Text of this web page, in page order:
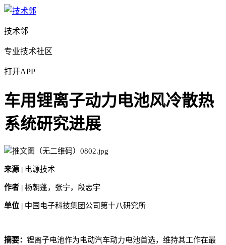
技术邻
专业技术社区
打开APP
车用锂离子动力电池风冷散热
系统研究进展
来源 | 电源技术
作者 | 杨朝蓬，张宁，段志宇
单位 | 中国电子科技集团公司第十八研究所
摘要： 锂离子电池作为电动汽车动力电池首选，维持其工作在最